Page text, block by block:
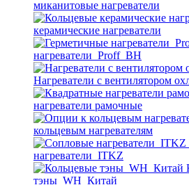
миканитовые нагреватели
керамические нагреватели
нагреватели_Proff_BH
Нагреватели с вентилятором
нагреватели рамочные
кольцевым нагревателям
нагреватели_ITKZ
тэны_WH_Китай